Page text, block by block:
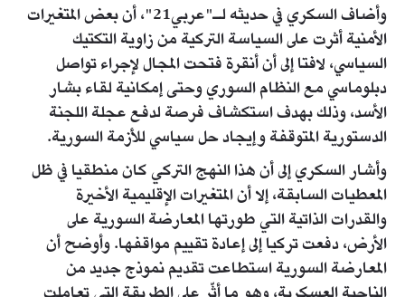
وأضاف السكري في حديثه لـ"عربي21"، أن بعض المتغيرات
الأمنية أثرت على السياسة التركية من زاوية التكتيك
السياسي، لافتا إلى أن أنقرة فتحت المجال لإجراء تواصل
دبلوماسي مع النظام السوري وحتى إمكانية لقاء بشار
الأسد، وذلك بهدف استكشاف فرصة لدفع عجلة اللجنة
الدستورية المتوقفة وإيجاد حل سياسي للأزمة السورية.
وأشار السكري إلى أن هذا النهج التركي كان منطقيا في ظل
المعطيات السابقة، إلا أن المتغيرات الإقليمية الأخيرة
والقدرات الذاتية التي طورتها المعارضة السورية على
الأرض، دفعت تركيا إلى إعادة تقييم مواقفها. وأوضح أن
المعارضة السورية استطاعت تقديم نموذج جديد من